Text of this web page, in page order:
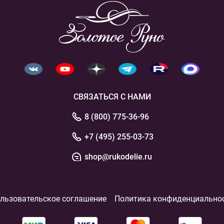
СВЯЗАТЬСЯ С НАМИ
8 (800) 775-36-96
+7 (495) 255-03-73
shop@rukodelie.ru
соглашение Политика